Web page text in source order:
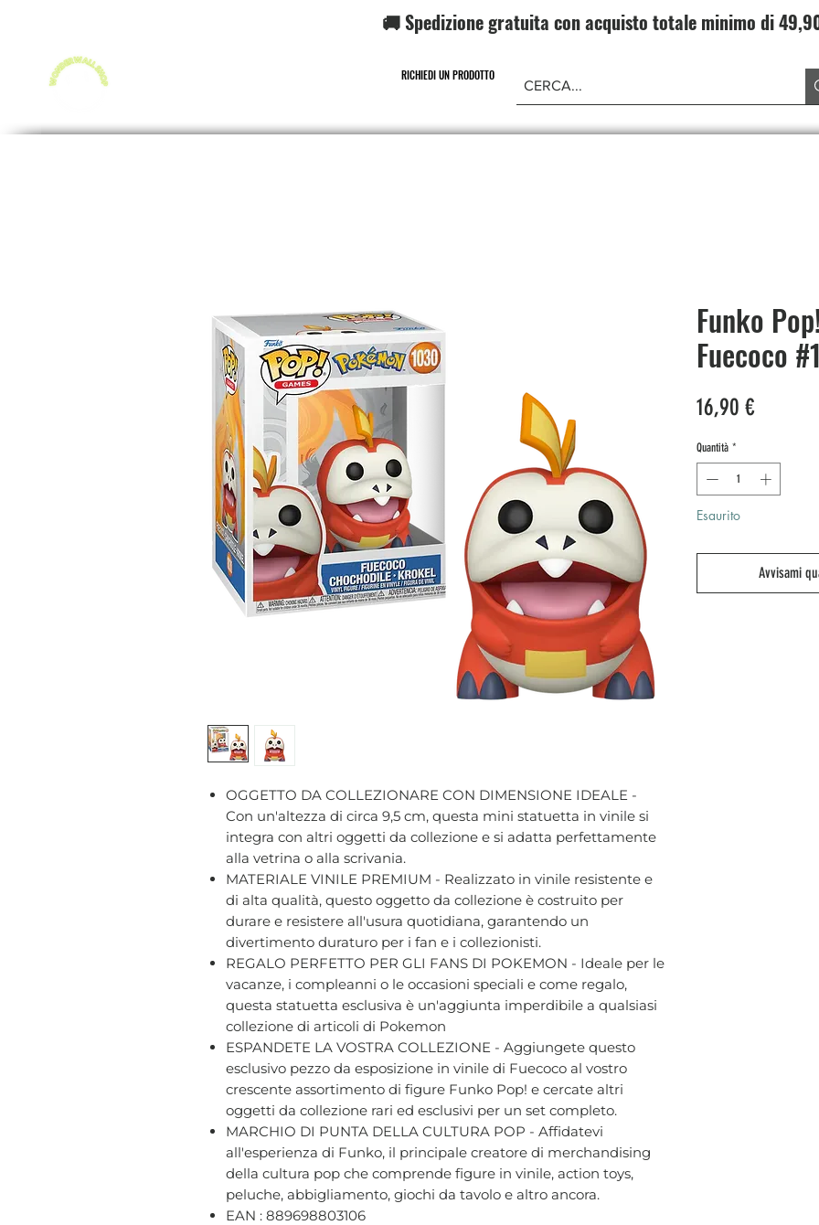
🚚 Spedizione gratuita con acquisto totale minimo di
RICHIEDI UN PRODOTTO
OGGETTO DA COLLEZIONARE CON DIMENSIONE IDEALE -
Con un'altezza di circa 9,5 cm, questa mini statuetta in vinile si
integra con altri oggetti da collezione e si adatta perfettamente
alla vetrina o alla scrivania.
MATERIALE VINILE PREMIUM - Realizzato in vinile resistente e
di alta qualità, questo oggetto da collezione è costruito per
durare e resistere all'usura quotidiana, garantendo un
divertimento duraturo per i fan e i collezionisti.
REGALO PERFETTO PER GLI FANS DI POKEMON - Ideale per le
vacanze, i compleanni o le occasioni speciali e come regalo,
questa statuetta esclusiva è un'aggiunta imperdibile a qualsiasi
collezione di articoli di Pokemon
ESPANDETE LA VOSTRA COLLEZIONE - Aggiungete questo
esclusivo pezzo da esposizione in vinile di Fuecoco al vostro
crescente assortimento di figure Funko Pop! e cercate altri
oggetti da collezione rari ed esclusivi per un set completo.
MARCHIO DI PUNTA DELLA CULTURA POP - Affidatevi
all'esperienza di Funko, il principale creatore di merchandising
della cultura pop che comprende figure in vinile, action toys,
peluche, abbigliamento, giochi da tavolo e altro ancora.
EAN : 889698803106
Funko
Fuecoco
16,90 €Prezzo
Quantità *
Esaurito
Avvisami